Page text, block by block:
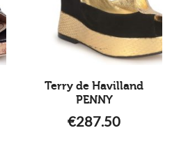
Terry de Havilland
PENNY
€287.50